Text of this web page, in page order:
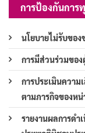
การป้องกันการ
นโยบายไม่รับขอ
การมีส่วนร่วมของ
การประเมินความ
ตามภารกิจของห
รายงานผลการดำ